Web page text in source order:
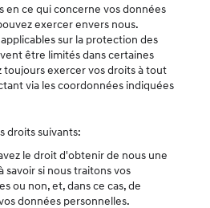
en ce qui concerne vos données
exercer envers nous.
sur la protection des
être limités dans certaines
toujours exercer vos droits à tout
via les coordonnées indiquées
droits suivants:
le droit d'obtenir de nous une
si nous traitons vos
ou non, et, dans ce cas, de
données personnelles.